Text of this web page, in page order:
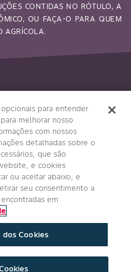
CONTIDAS NO RÓTULO, A
OU FAÇA-O PARA QUEM
AGRÍCOLA.
Sociais
Imprint
para entender
melhorar nosso
com nossos
detalhadas sobre o
que são
e cookies
ou aceitar abaixo, e
seu consentimento a
em
dos Cookies